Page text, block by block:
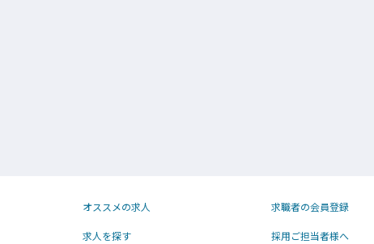
オススメの求人
求人を探す
求職者の会員登録
採用ご担当者様へ